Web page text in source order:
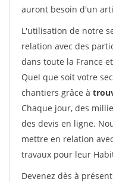
auront besoin d'un
L'utilisation de notre
relation avec des
dans toute la France
Quel que soit votre
chantiers grâce à
Chaque jour, des
des devis en ligne.
mettre en relation
travaux pour leur
Devenez dès à